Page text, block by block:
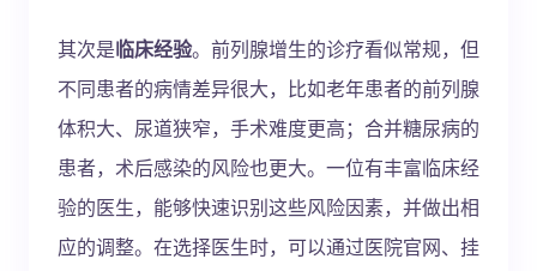
其次是临床经验。前列腺增生的诊疗看似常规，但
不同患者的病情差异很大，比如老年患者的前列腺
体积大、尿道狭窄，手术难度更高；合并糖尿病的
患者，术后感染的风险也更大。一位有丰富临床经
验的医生，能够快速识别这些风险因素，并做出相
应的调整。在选择医生时，可以通过医院官网、挂